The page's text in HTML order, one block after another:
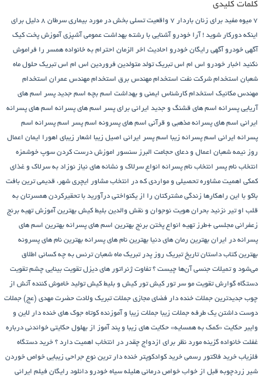
کلمات کلیدی
7 میوه مفید برای زنان باردار 7 واقعیت تسلی بخش در مورد بیماری سرطان
8 دلیل برای
اینکه دورکار شوید ! آرا خودرو آشنایی با رشته بهداشت عمومی آشپزی آموزش پخت کیک
آگهی خودرو آگهی رایگان خودرو احادیث اخر الزمان احترام به خانواده همسر را فراموش
نکنید اخبار خودرو اس ام اس تبریک تولد متولدین فروردین اس ام اس تبریک حلول ماه
شعبان استخدام شرکت نفت استخدام مهندس برق استخدام مهندس عمران استخدام
مهندس مکانیک استخدام کارشناس ایمنی و بهداشت اسم بچه اسم جدید پسر اسم های
آریایی پسرانه اسم های قشنگ و جدید ایرانی برای پسر اسم های پسرانه اسم های پسرانه
ایرانی اسم های پسرانه مذهبی و قرآنی اسم های پسرونه اسم پسر اسم پسرانه اسم
پسرانه ایرانی اسم پسرانه زیبا اسم پسر ایرانی اصیل زیبا اشعار زیبای اهورا ایمان اعمال
روز نیمه شعبان اعمال و دعای حجامت البرز سنسور اموزش درست کردن سوپ خوشمزه
انتخاب نام پسر انتخاب نام پسرانه انواع سرلاک و نشانه های نیاز نوزاد به سرلاک و غذای
کمکی اهمیت مشاوره تحصیلی و مواردی که در انتخاب مشاور ایچری شهر، قدیمی ترین بافت
باکو با این راهکارها زندگی مشترکتان را از یکنواختی درآورید با تحقیرکردن همسرتان به
قلب او تیر نزنید بحران هویت نوجوان و نقش والدین بلیط کیش بهترین آموزش تهیه برنج
زعفرانی مجلسی +طرز تهیه انواع پختن برنج بهترین اسم های پسرانه بهترین اسم های
پسرانه در ایران بهترین رمان های دنیا بهترین نام های پسرانه بهترین نام های پسرونه
بهترین کتاب داستان تاریخ تبریک روز پدر تبریک ماه شعبان ترنس به چه کسانی اطلاق
می‌شود و تمیلات جنسی آن‌ها چیست ؟ تفاوت ژنراتور های دیزل تقویت بینایی چشم تقویت
دستگاه گوارش تقویت مو سر تور کیش تور کیش و بلیط کیش تولید خاموش کننده آتش از
چوب جدیدترین جملات خنده دار فضای مجازی جملات تبریک ولادت حضرت مهدی (عج) جملات
دوست داشتن یک طرفه جملات زیبا جملات زیبا و آموزنده کوتاه جوک های خنده دار لاین و
وایبر حکایت «کمک به همسایه» حکایت های زیبا و پند آموز از بهلول حکایتی خواندنی درباره
غفلت خانواده گزینه مورد نظر برای ازدواج چقدر در انتخاب اهمیت دارد ؟ خرید دستگاه
فلزیاب خرید فاکتور رسمی خرید کوادکوپتر خنده دار ترین نوع جراحی زیبایی خواص خوردن
شیر زردچوبه قبل از خواب خواص درمانی هلیله سیاه خودرو دانلود رایگان فیلم ایرانی